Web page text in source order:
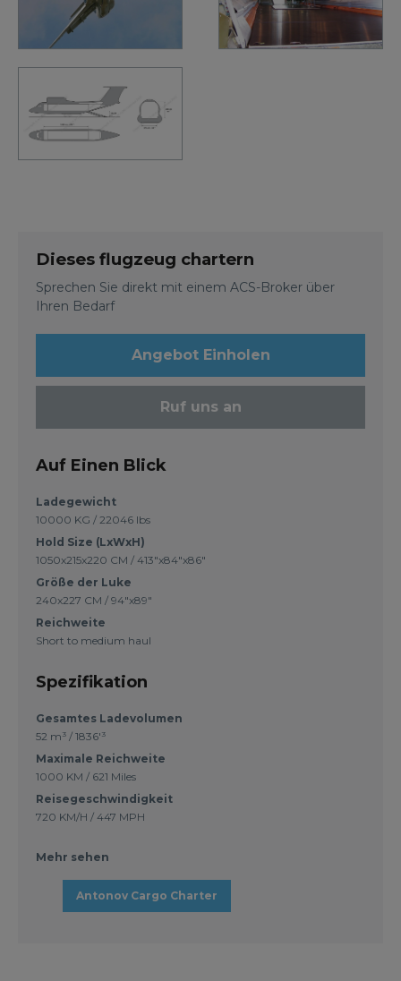
Dieses flugzeug chartern
Sprechen Sie direkt mit einem ACS-Broker über
Ihren Bedarf
Angebot Einholen
Ruf uns an
Auf Einen Blick
Ladegewicht
10000 KG / 22046 lbs
Hold Size (LxWxH)
1050x215x220 CM / 413"x84"x86"
Größe der Luke
240x227 CM / 94"x89"
Reichweite
Short to medium haul
Spezifikation
Gesamtes Ladevolumen
52 m³ / 1836'³
Maximale Reichweite
1000 KM / 621 Miles
Reisegeschwindigkeit
720 KM/H / 447 MPH
Mehr sehen
Antonov Cargo Charter